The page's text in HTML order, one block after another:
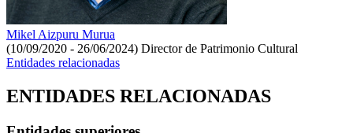
Mikel Aizpuru Murua
(10/09/2020 - 26/06/2024) Director de Patrimonio Cultural
Entidades relacionadas
ENTIDADES RELACIONADAS